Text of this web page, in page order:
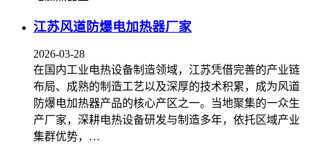
江苏风道防爆电加热器厂家
2026-03-28
在国内工业电热设备制造领域，江苏凭借完善的产业链
布局、成熟的制造工艺以及深厚的技术积累，成为风道
防爆电加热器产品的核心产区之一。当地聚集的一众生
产厂家，深耕电热设备研发与制造多年，依托区域产业
集群优势，…